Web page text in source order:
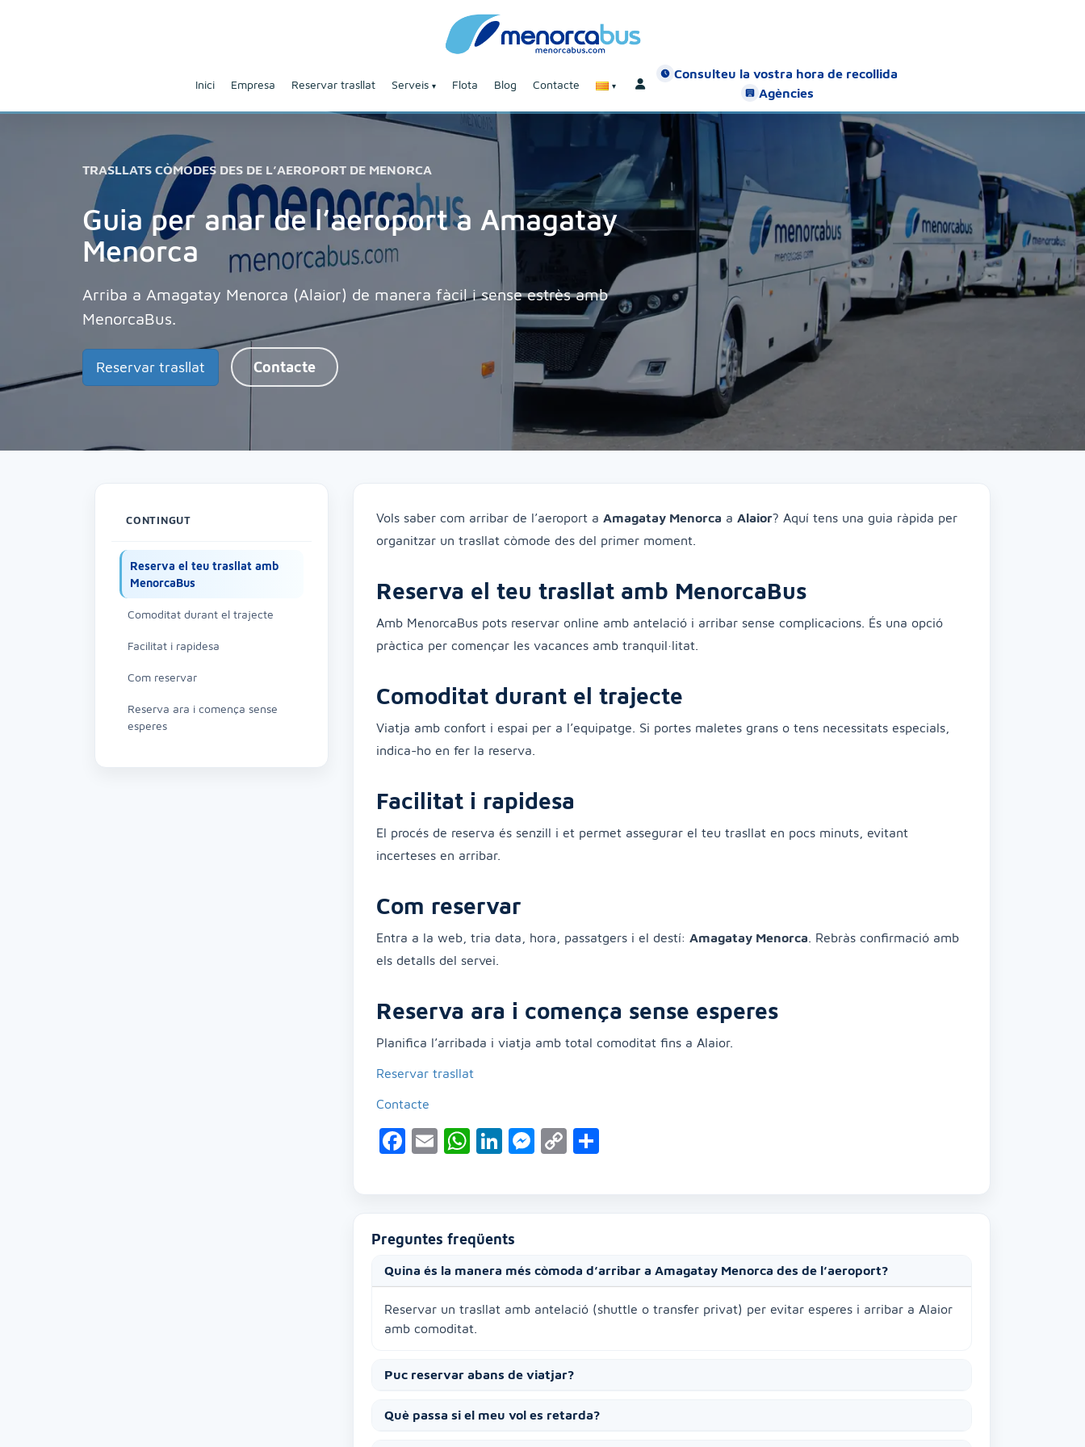
Inici Empresa Reservar trasllat Serveis Flota Blog Contacte
Consulteu la vostra hora de recollida
Agències
TRASLLATS CÒMODES DES DE L’AEROPORT DE MENORCA
Guia per anar de l’aeroport a Amagatay
Menorca
Arriba a Amagatay Menorca (Alaior) de manera fàcil i sense estrès amb
MenorcaBus.
Reservar trasllat Contacte
CONTINGUT
Reserva el teu trasllat amb
MenorcaBus
Comoditat durant el trajecte
Facilitat i rapidesa
Com reservar
Reserva ara i comença sense
esperes
Vols saber com arribar de l’aeroport a Amagatay Menorca a Alaior? Aquí tens una guia ràpida per
organitzar un trasllat còmode des del primer moment.
Reserva el teu trasllat amb MenorcaBus
Amb MenorcaBus pots reservar online amb antelació i arribar sense complicacions. És una opció
pràctica per començar les vacances amb tranquil·litat.
Comoditat durant el trajecte
Viatja amb confort i espai per a l’equipatge. Si portes maletes grans o tens necessitats especials,
indica-ho en fer la reserva.
Facilitat i rapidesa
El procés de reserva és senzill i et permet assegurar el teu trasllat en pocs minuts, evitant
incerteses en arribar.
Com reservar
Entra a la web, tria data, hora, passatgers i el destí: Amagatay Menorca . Rebràs confirmació amb
els detalls del servei.
Reserva ara i comença sense esperes
Planifica l’arribada i viatja amb total comoditat fins a Alaior.
Reservar trasllat
Contacte
Facebook
EmailWhatsApp
LinkedIn
Messenger
Copy
Preguntes freqüents
Quina és la manera més còmoda d’arribar a Amagatay Menorca des de l’aeroport?
Reservar un trasllat amb antelació (shuttle o transfer privat) per evitar esperes i arribar a Alaior
amb comoditat.
Puc reservar abans de viatjar?
Què passa si el meu vol es retarda?